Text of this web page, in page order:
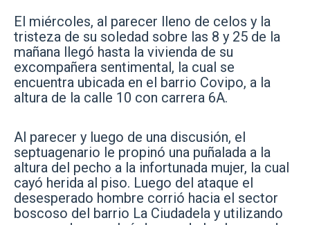
El miércoles, al parecer lleno de celos y la
tristeza de su soledad sobre las 8 y 25 de la
mañana llegó hasta la vivienda de su
excompañera sentimental, la cual se
encuentra ubicada en el barrio Covipo, a la
altura de la calle 10 con carrera 6A.
Al parecer y luego de una discusión, el
septuagenario le propinó una puñalada a la
altura del pecho a la infortunada mujer, la cual
cayó herida al piso. Luego del ataque el
desesperado hombre corrió hacia el sector
boscoso del barrio La Ciudadela y utilizando